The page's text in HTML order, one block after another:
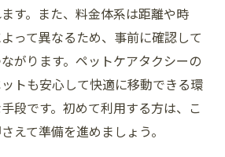
す。また、料金体系は距離や時
って異なるため、事前に確認して
がります。ペットケアタクシーの
トも安心して快適に移動できる環
段です。初めて利用する方は、こ
えて準備を進めましょう。